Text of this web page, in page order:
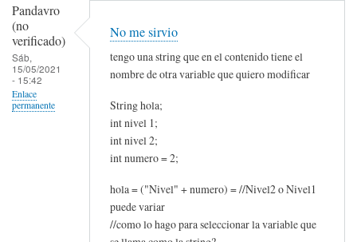
Daniel
verificado)
Pandavro
(no
verificado)
Sáb,
15/05/2021
- 15:42
Enlace
permanente
No me sirvio
tengo una string que en el contenido tiene el
nombre de otra variable que quiero modificar
String hola;
int nivel 1;
int nivel 2;
int numero = 2;
hola = ("Nivel" + numero) = //Nivel2 o Nivel1
puede variar
//como lo hago para seleccionar la variable que